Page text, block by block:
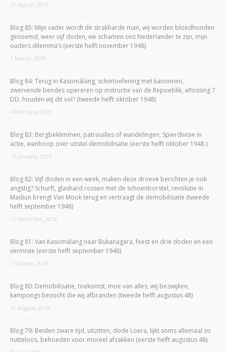
31 March, 2019
Blog 85: Mijn vader wordt de strakharde man, wij worden bloedhonden
genoemd, weer vijf doden, we schamen ons Nederlander te zijn, mijn
ouders dilemma’s (eerste helft november 1948)
2 March, 2019
Blog 84: Terug in Kasomálang, schietoefening met kanonnen,
zwervende bendes opereren op instructie van de Repoeblik, aflossing 7
DD, houden wij dit vol? (tweede helft oktober 1948)
4 February, 2019
Blog 83: Bergbeklimmen, patrouilles of wandelingen, Spierdivisie in
actie, wanhoop over uitstel demobilisatie (eerste helft oktober 1948 )
15 January, 2019
Blog 82: Vijf doden in een week, maken deze droeve berichten je ook
angstig? Schurft, glashard rossen met de schoenborstel, revolutie in
Madiun brengt Van Mook terug en vertraagt de demobilisatie (tweede
helft september 1948)
11 December, 2018
Blog 81: Van Kasomálang naar Bukanagara, feest en drie doden en een
vermiste (eerste helft september 1948)
1 October, 2018
Blog 80: Demobilisatie, toekomst, moe van alles, wij bezwijken,
kampongs bezocht die wij afbranden (tweede helft augustus 48)
31 August, 2018
Blog 79: Beiden zware tijd, uitzitten, dode Loera, lijkt soms allemaal zo
nutteloos, behoeden voor moreel afzakken (eerste helft augustus 48)